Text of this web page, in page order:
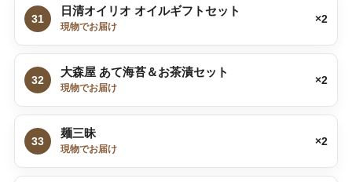
31
日清オイリオ オイルギフトセット
現物でお届け
×2
32
大森屋 あて海苔＆お茶漬セット
現物でお届け
×2
33
麺三昧
現物でお届け
×2